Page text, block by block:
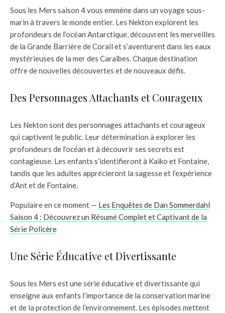
Sous les Mers saison 4 vous emmène dans un voyage sous-
marin à travers le monde entier. Les Nekton explorent les
profondeurs de l’océan Antarctique, découvrent les merveilles
de la Grande Barrière de Corail et s’aventurent dans les eaux
mystérieuses de la mer des Caraïbes. Chaque destination
offre de nouvelles découvertes et de nouveaux défis.
Des Personnages Attachants et Courageux
Les Nekton sont des personnages attachants et courageux
qui captivent le public. Leur détermination à explorer les
profondeurs de l’océan et à découvrir ses secrets est
contagieuse. Les enfants s’identifieront à Kaiko et Fontaine,
tandis que les adultes apprécieront la sagesse et l’expérience
d’Ant et de Fontaine.
Populaire en ce moment — Les Enquêtes de Dan Sommerdahl
Saison 4 : Découvrez un Résumé Complet et Captivant de la
Série Policère
Une Série Éducative et Divertissante
Sous les Mers est une série éducative et divertissante qui
enseigne aux enfants l’importance de la conservation marine
et de la protection de l’environnement. Les épisodes mettent